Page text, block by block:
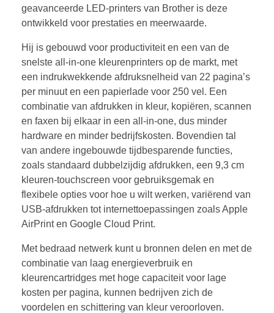
geavanceerde LED-printers van Brother is deze
ontwikkeld voor prestaties en meerwaarde.
Hij is gebouwd voor productiviteit en een van de
snelste all-in-one kleurenprinters op de markt, met
een indrukwekkende afdruksnelheid van 22 pagina’s
per minuut en een papierlade voor 250 vel. Een
combinatie van afdrukken in kleur, kopiëren, scannen
en faxen bij elkaar in een all-in-one, dus minder
hardware en minder bedrijfskosten. Bovendien tal
van andere ingebouwde tijdbesparende functies,
zoals standaard dubbelzijdig afdrukken, een 9,3 cm
kleuren-touchscreen voor gebruiksgemak en
flexibele opties voor hoe u wilt werken, variërend van
USB-afdrukken tot internettoepassingen zoals Apple
AirPrint en Google Cloud Print.
Met bedraad netwerk kunt u bronnen delen en met de
combinatie van laag energieverbruik en
kleurencartridges met hoge capaciteit voor lage
kosten per pagina, kunnen bedrijven zich de
voordelen en schittering van kleur veroorloven.